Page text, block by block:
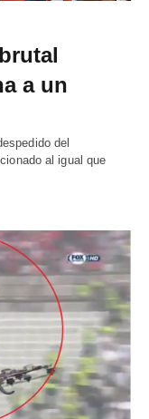
a un
del
al igual que